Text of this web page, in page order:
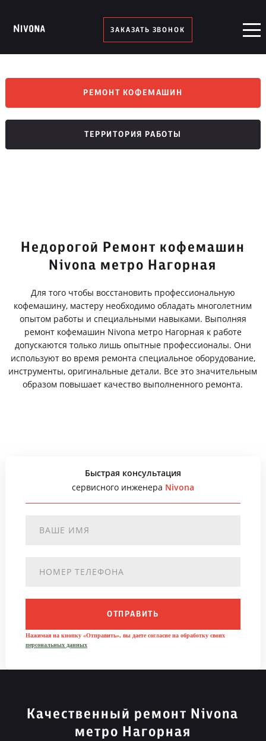
ЗАКАЗАТЬ ЗВОНОК
РЕМОНТ КОФЕМАШИН
ТЕРРИТОРИЯ РАБОТЫ
Недорогой Ремонт кофемашин
Nivona метро Нагорная
Для того чтобы восстановить профессиональную
кофемашину, мастеру необходимо обладать многолетним
опытом работы и специальными навыками. Выполняя
ремонт кофемашин Nivona метро Нагорная к работе
допускаются только лишь опытные профессионалы. Они
используют во время ремонта специальное оборудование,
инструменты, оригинальные детали. Все это значительным
образом повышает качество выполненного ремонта.
Быстрая консультация
сервисного инженера Nivona
ОТПРАВИТЬ
Нажимая на кнопку «Отправить», вы даете согласие на обработку своих
персональных данных
Качественный ремонт Nivona
метро Нагорная